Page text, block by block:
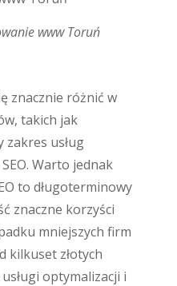
www Toruń
znacznie różnić w
takich jak
zakres usług
Warto jednak
to długoterminowy
znaczne korzyści
mniejszych firm
kilkuset złotych
optymalizacji i